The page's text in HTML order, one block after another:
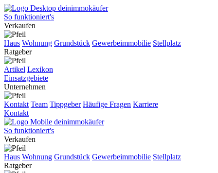
So funktioniert's
Verkaufen
Haus Wohnung Grundstück Gewerbeimmobilie Stellplatz
Ratgeber
Artikel Lexikon
Einsatzgebiete
Unternehmen
Kontakt Team Tippgeber Häufige Fragen Karriere
Kontakt
So funktioniert's
Verkaufen
Haus Wohnung Grundstück Gewerbeimmobilie Stellplatz
Ratgeber